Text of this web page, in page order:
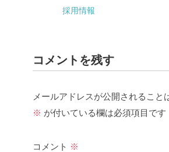
採用情報
コメントを残す
メールアドレスが公開されること
※ が付いている欄は必須項目です
コメント ※